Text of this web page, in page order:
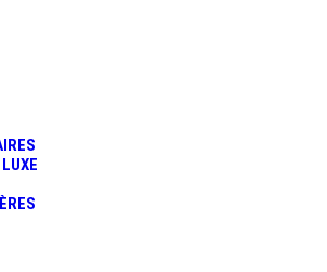
MEXIQUE :
ET
LEADER DU